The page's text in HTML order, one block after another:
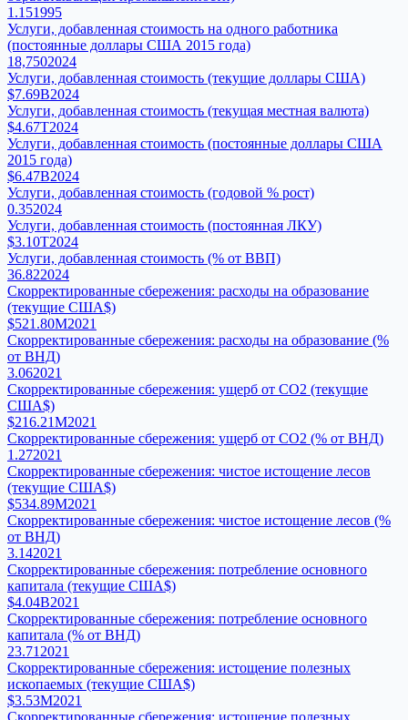
1.151995
Услуги, добавленная стоимость на одного работника
(постоянные доллары США 2015 года)
18,7502024
Услуги, добавленная стоимость (текущие доллары США)
$7.69B2024
Услуги, добавленная стоимость (текущая местная валюта)
$4.67T2024
Услуги, добавленная стоимость (постоянные доллары США
2015 года)
$6.47B2024
Услуги, добавленная стоимость (годовой % рост)
0.352024
Услуги, добавленная стоимость (постоянная ЛКУ)
$3.10T2024
Услуги, добавленная стоимость (% от ВВП)
36.822024
Скорректированные сбережения: расходы на образование
(текущие США$)
$521.80M2021
Скорректированные сбережения: расходы на образование (%
от ВНД)
3.062021
Скорректированные сбережения: ущерб от CO2 (текущие
США$)
$216.21M2021
Скорректированные сбережения: ущерб от CO2 (% от ВНД)
1.272021
Скорректированные сбережения: чистое истощение лесов
(текущие США$)
$534.89M2021
Скорректированные сбережения: чистое истощение лесов (%
от ВНД)
3.142021
Скорректированные сбережения: потребление основного
капитала (текущие США$)
$4.04B2021
Скорректированные сбережения: потребление основного
капитала (% от ВНД)
23.71 2021
Скорректированные сбережения: истощение полезных
ископаемых (текущие США$)
$3.53M2021
Скорректированные сбережения: истощение полезных